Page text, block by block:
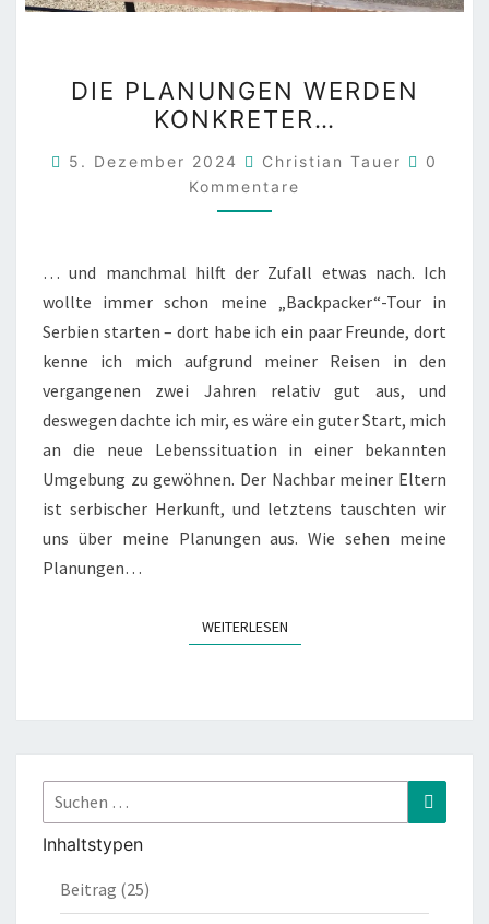
PLANUNGEN
WERDEN
KONKRETER…
DIE PLANUNGEN WERDEN
KONKRETER…
5. Dezember 2024 Christian Tauer
0
Kommentare
… und manchmal hilft der Zufall etwas nach. Ich
wollte immer schon meine „Backpacker“-Tour in
Serbien starten – dort habe ich ein paar Freunde, dort
kenne ich mich aufgrund meiner Reisen in den
vergangenen zwei Jahren relativ gut aus, und
deswegen dachte ich mir, es wäre ein guter Start, mich
an die neue Lebenssituation in einer bekannten
Umgebung zu gewöhnen. Der Nachbar meiner Eltern
ist serbischer Herkunft, und letztens tauschten wir
uns über meine Planungen aus. Wie sehen meine
Planungen…
WEITERLESENWEITERLESEN
Suchen
nach:
Suchen
Inhaltstypen
Beitrag (25)